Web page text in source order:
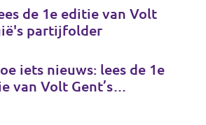
de 1e editie van Volt
partijfolder
iets nieuws: lees de 1e
van Volt Gent’s